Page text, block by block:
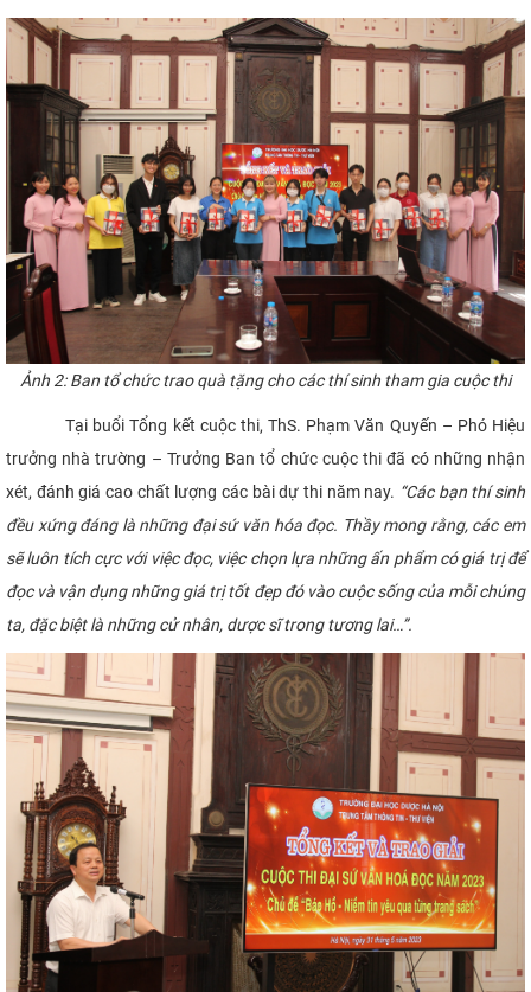
Ảnh 2: Ban tổ chức trao quà tặng cho các thí sinh tham gia cuộc thi
Tại buổi Tổng kết cuộc thi, ThS. Phạm Văn Quyến – Phó Hiệu
trưởng nhà trường – Trưởng Ban tổ chức cuộc thi đã có những nhận
xét, đánh giá cao chất lượng các bài dự thi năm nay. “Các bạn thí sinh
đều xứng đáng là những đại sứ văn hóa đọc. Thầy mong rằng, các em
sẽ luôn tích cực với việc đọc, việc chọn lựa những ấn phẩm có giá trị để
đọc và vận dụng những giá trị tốt đẹp đó vào cuộc sống của mỗi chúng
ta, đặc biệt là những cử nhân, dược sĩ trong tương lai…”.